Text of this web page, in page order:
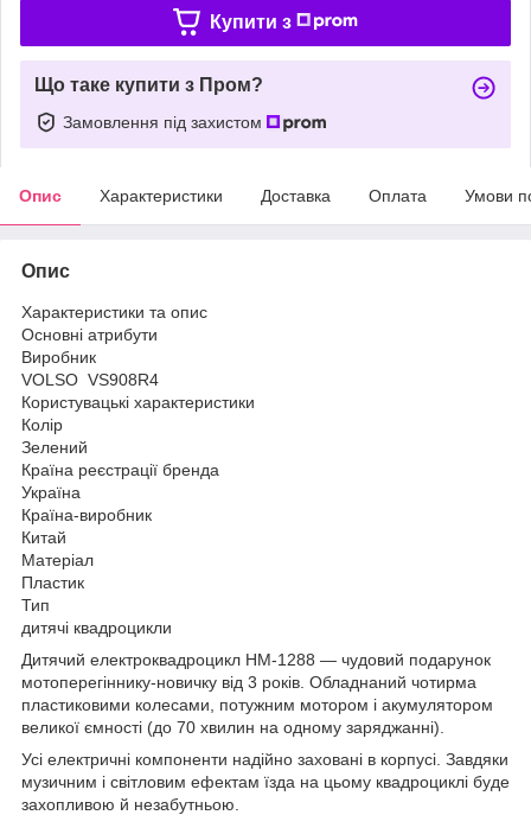
Купити з
Що таке купити з Пром?
Замовлення під захистом
Опис Характеристики Доставка Оплата Умови
Опис
Характеристики та опис
Основні атрибути
Виробник
VOLSO VS908R4
Користувацькі характеристики
Колір
Зелений
Країна реєстрації бренда
Україна
Країна-виробник
Китай
Матеріал
Пластик
Тип
дитячі квадроцикли
Дитячий електроквадроцикл HM-1288 — чудовий подарунок
мотоперегіннику-новичку від 3 років. Обладнаний чотирма
пластиковими колесами, потужним мотором і акумулятором
великої ємності (до 70 хвилин на одному заряджанні).
Усі електричні компоненти надійно заховані в корпусі. Завдяки
музичним і світловим ефектам їзда на цьому квадроциклі буде
захопливою й незабутньою.